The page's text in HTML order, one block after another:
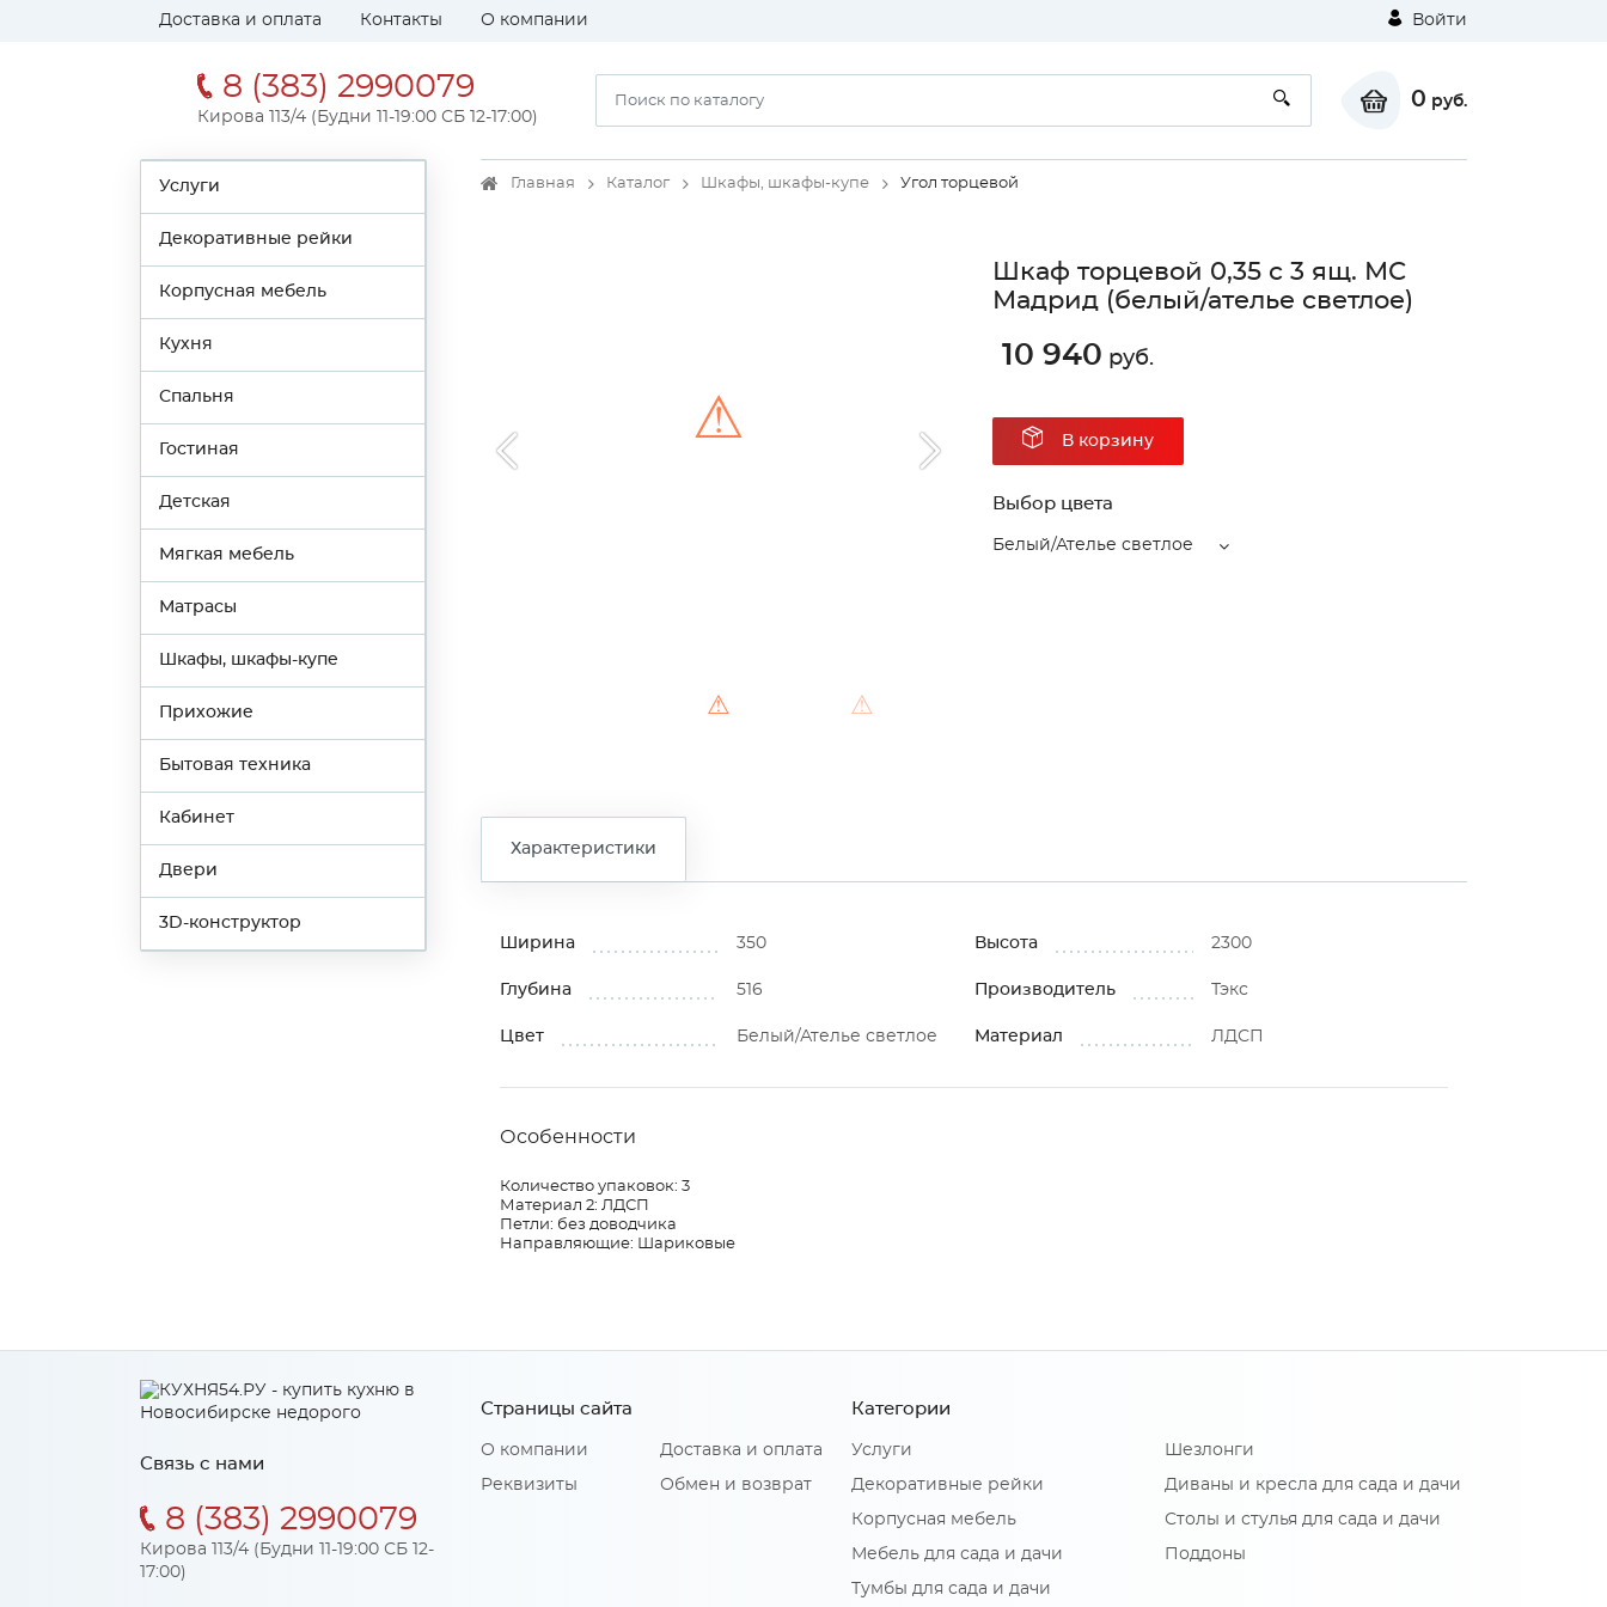
Доставка и оплата Контакты О компании Войти
8 (383) 2990079
Кирова 113/4 (Будни 11-19:00 СБ 12-17:00)
0 руб.
Услуги
Декоративные рейки
Корпусная мебель
Кухня
Спальня
Гостиная
Детская
Мягкая мебель
Матрасы
Шкафы, шкафы-купе
Прихожие
Бытовая техника
Кабинет
Двери
3D-конструктор
Главная Каталог Шкафы, шкафы-купе Угол торцевой
⚠ ⚠
⚠ ⚠
Шкаф торцевой 0,35 с 3 ящ. МС
Мадрид (белый/ателье светлое)
10 940 руб.
В корзину
Выбор цвета
Белый/Ателье светлое
Характеристики
Ширина 350 Высота 2300
Глубина 516 Производитель Тэкс
Цвет Белый/Ателье светлое Материал ЛДСП
Особенности
Количество упаковок: 3
Материал 2: ЛДСП
Петли: без доводчика
Направляющие: Шариковые
Связь с нами
8 (383) 2990079
Кирова 113/4 (Будни 11-19:00 СБ 12-
17:00)
Страницы сайта
О компании
Реквизиты
Доставка и оплата
Обмен и возврат
Категории
Услуги
Декоративные рейки
Корпусная мебель
Мебель для сада и дачи
Тумбы для сада и дачи
Шезлонги
Диваны и кресла для сада и дачи
Столы и стулья для сада и дачи
Поддоны